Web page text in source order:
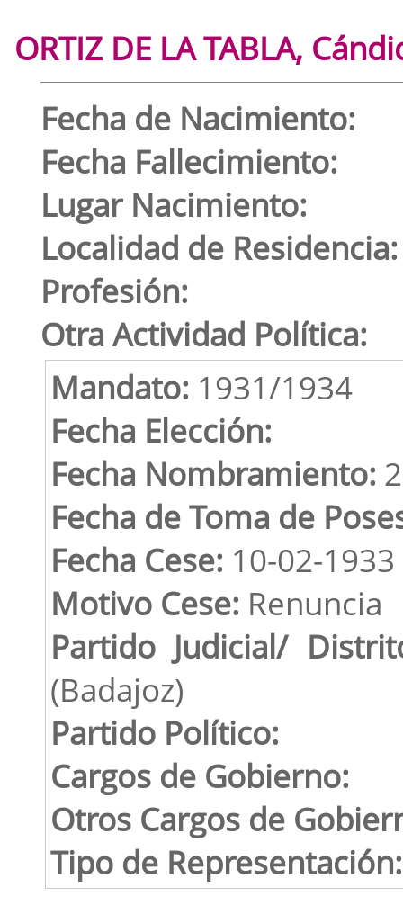
ORTIZ DE LA TABLA,
Fecha de Nacimiento:
Fecha Fallecimiento:
Lugar Nacimiento:
Localidad de Residencia:
Profesión:
Otra Actividad Política:
Mandato: 1931/1934
Fecha Elección:
Fecha Nombramiento:
Fecha de Toma de
Fecha Cese: 10-02-1933
Motivo Cese: Renuncia
Partido Judicial/
(Badajoz)
Partido Político:
Cargos de Gobierno:
Otros Cargos de
Tipo de Representación: